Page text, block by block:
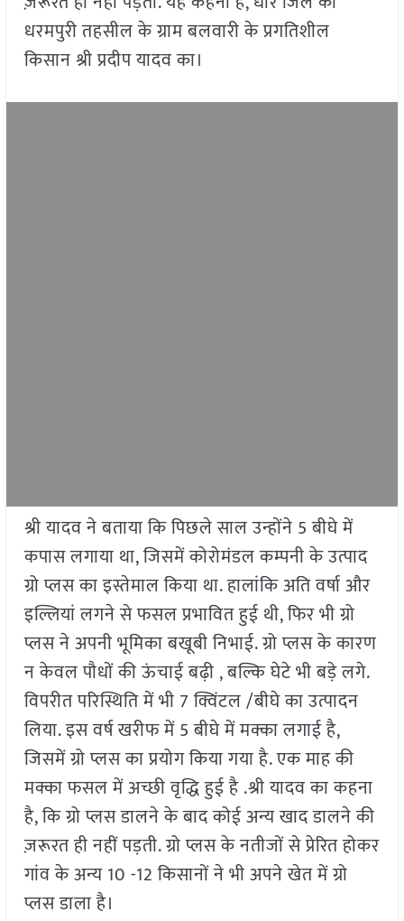
धरमपुरी तहसील के ग्राम बलवारी के प्रगतिशील
किसान श्री प्रदीप यादव का।
श्री यादव ने बताया कि पिछले साल उन्होंने 5 बीघे में
कपास लगाया था, जिसमें कोरोमंडल कम्पनी के उत्पाद
ग्रो प्लस का इस्तेमाल किया था. हालांकि अति वर्षा और
इल्लियां लगने से फसल प्रभावित हुई थी, फिर भी ग्रो
प्लस ने अपनी भूमिका बखूबी निभाई. ग्रो प्लस के कारण
न केवल पौधों की ऊंचाई बढ़ी , बल्कि घेटे भी बड़े लगे.
विपरीत परिस्थिति में भी 7 क्विंटल /बीघे का उत्पादन
लिया. इस वर्ष खरीफ में 5 बीघे में मक्का लगाई है,
जिसमें ग्रो प्लस का प्रयोग किया गया है. एक माह की
मक्का फसल में अच्छी वृद्धि हुई है .श्री यादव का कहना
है, कि ग्रो प्लस डालने के बाद कोई अन्य खाद डालने की
ज़रूरत ही नहीं पड़ती. ग्रो प्लस के नतीजों से प्रेरित होकर
गांव के अन्य 10 -12 किसानों ने भी अपने खेत में ग्रो
प्लस डाला है।